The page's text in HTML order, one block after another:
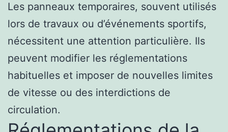
Les panneaux temporaires, souvent utilisés
lors de travaux ou d’événements sportifs,
nécessitent une attention particulière. Ils
peuvent modifier les réglementations
habituelles et imposer de nouvelles limites
de vitesse ou des interdictions de
circulation.